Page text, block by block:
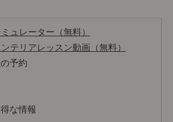
ュレーター（無料）
テリアレッスン動画（無料）
の予約
な情報